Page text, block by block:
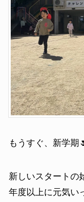
もうすぐ、新学期
新しいスタートの
年度以上に元気い